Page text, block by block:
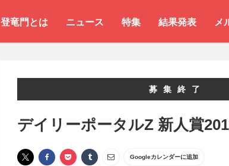
登竜門とは ニュース 特集 結果発表 メ
募集終了
デイリーポータルZ 新人賞
Googleカレンダーに追加